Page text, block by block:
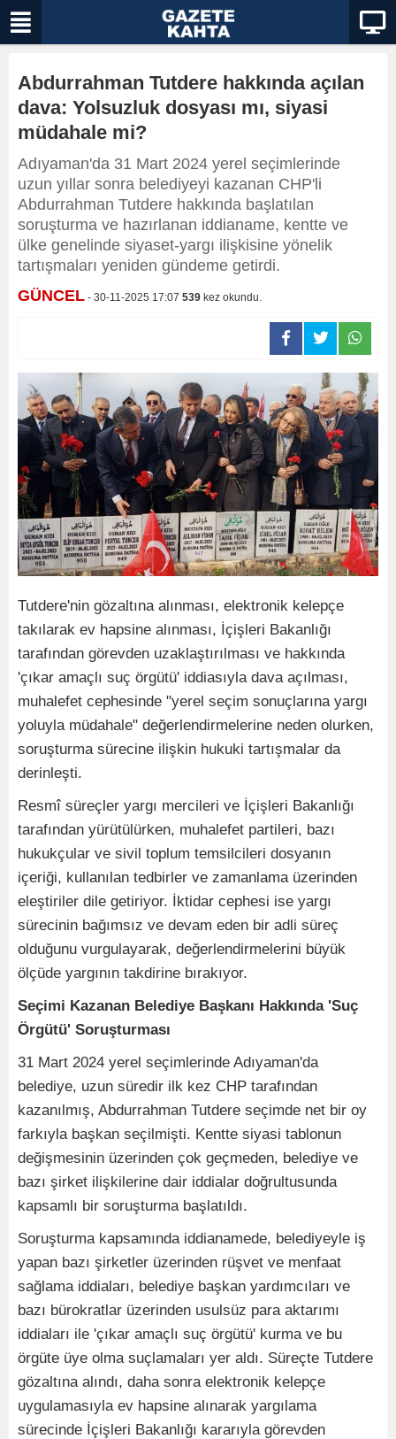
Abdurrahman Tutdere hakkında açılan
dava: Yolsuzluk dosyası mı, siyasi
müdahale mi?
Adıyaman'da 31 Mart 2024 yerel seçimlerinde
uzun yıllar sonra belediyeyi kazanan CHP'li
Abdurrahman Tutdere hakkında başlatılan
soruşturma ve hazırlanan iddianame, kentte ve
ülke genelinde siyaset-yargı ilişkisine yönelik
tartışmaları yeniden gündeme getirdi.
GÜNCEL - 30-11-2025 17:07 539 kez okundu.
Tutdere'nin gözaltına alınması, elektronik kelepçe
takılarak ev hapsine alınması, İçişleri Bakanlığı
tarafından görevden uzaklaştırılması ve hakkında
'çıkar amaçlı suç örgütü' iddiasıyla dava açılması,
muhalefet cephesinde "yerel seçim sonuçlarına yargı
yoluyla müdahale" değerlendirmelerine neden olurken,
soruşturma sürecine ilişkin hukuki tartışmalar da
derinleşti.
Resmî süreçler yargı mercileri ve İçişleri Bakanlığı
tarafından yürütülürken, muhalefet partileri, bazı
hukukçular ve sivil toplum temsilcileri dosyanın
içeriği, kullanılan tedbirler ve zamanlama üzerinden
eleştiriler dile getiriyor. İktidar cephesi ise yargı
sürecinin bağımsız ve devam eden bir adli süreç
olduğunu vurgulayarak, değerlendirmelerini büyük
ölçüde yargının takdirine bırakıyor.
Seçimi Kazanan Belediye Başkanı Hakkında 'Suç
Örgütü' Soruşturması
31 Mart 2024 yerel seçimlerinde Adıyaman'da
belediye, uzun süredir ilk kez CHP tarafından
kazanılmış, Abdurrahman Tutdere seçimde net bir oy
farkıyla başkan seçilmişti. Kentte siyasi tablonun
değişmesinin üzerinden çok geçmeden, belediye ve
bazı şirket ilişkilerine dair iddialar doğrultusunda
kapsamlı bir soruşturma başlatıldı.
Soruşturma kapsamında iddianamede, belediyeyle iş
yapan bazı şirketler üzerinden rüşvet ve menfaat
sağlama iddiaları, belediye başkan yardımcıları ve
bazı bürokratlar üzerinden usulsüz para aktarımı
iddiaları ile 'çıkar amaçlı suç örgütü' kurma ve bu
örgüte üye olma suçlamaları yer aldı. Süreçte Tutdere
gözaltına alındı, daha sonra elektronik kelepçe
uygulamasıyla ev hapsine alınarak yargılama
sürecinde İçişleri Bakanlığı kararıyla görevden